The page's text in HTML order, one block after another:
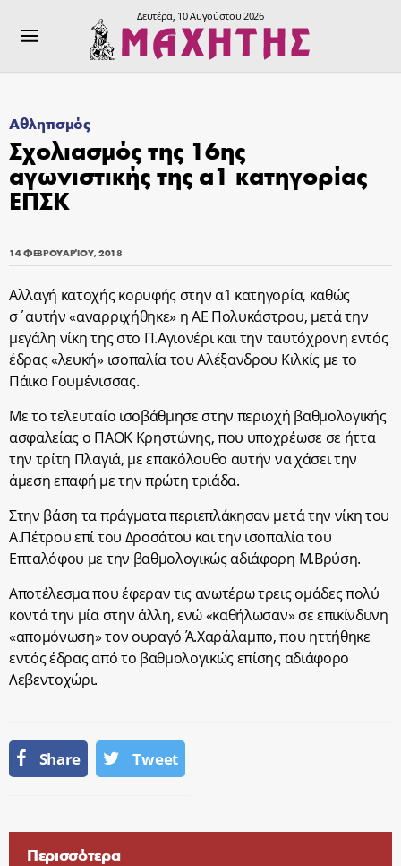
Δευτέρα, 10 Αυγούστου 2026
Αθλητισμός
Σχολιασμός της 16ης
αγωνιστικής της α1 κατηγορίας
ΕΠΣΚ
14 ΦΕΒΡΟΥΑΡΊΟΥ, 2018
Αλλαγή κατοχής κορυφής στην α1 κατηγορία, καθώς
σ΄αυτήν «αναρριχήθηκε» η ΑΕ Πολυκάστρου, μετά την
μεγάλη νίκη της στο Π.Αγιονέρι και την ταυτόχρονη εντός
έδρας «λευκή» ισοπαλία του Αλέξανδρου Κιλκίς με το
Πάικο Γουμένισσας.
Με το τελευταίο ισοβάθμησε στην περιοχή βαθμολογικής
ασφαλείας ο ΠΑΟΚ Κρηστώνης, που υποχρέωσε σε ήττα
την τρίτη Πλαγιά, με επακόλουθο αυτήν να χάσει την
άμεση επαφή με την πρώτη τριάδα.
Στην βάση τα πράγματα περιεπλάκησαν μετά την νίκη του
Α.Πέτρου επί του Δροσάτου και την ισοπαλία του
Επταλόφου με την βαθμολογικώς αδιάφορη Μ.Βρύση.
Αποτέλεσμα που έφεραν τις ανωτέρω τρεις ομάδες πολύ
κοντά την μία στην άλλη, ενώ «καθήλωσαν» σε επικίνδυνη
«απομόνωση» τον ουραγό Ά.Χαράλαμπο, που ηττήθηκε
εντός έδρας από το βαθμολογικώς επίσης αδιάφορο
Λεβεντοχώρι.
Share Tweet
Περισσότερα